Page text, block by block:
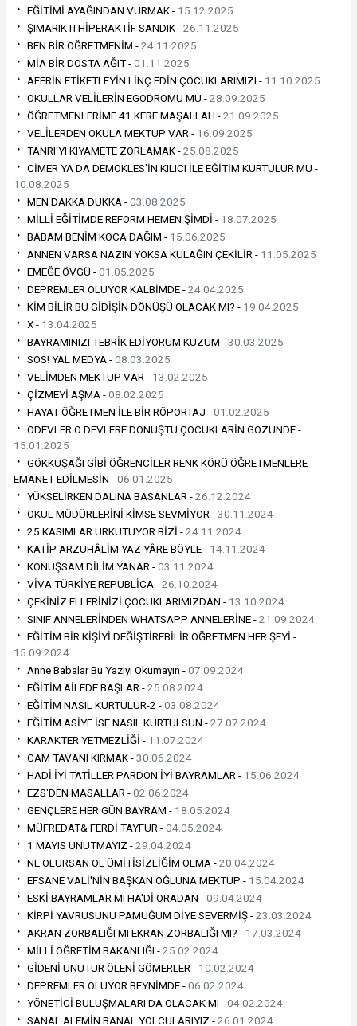
EĞİTİMİ AYAĞINDAN VURMAK - 15.12.2025
ŞIMARIKTI HİPERAKTİF SANDIK -26.11.2025
BEN BİR ÖĞRETMENİM -24.11.2025
MİA BİR DOSTA AĞIT -01.11.2025
AFERİN ETİKETLEYİN LİNÇ EDİN ÇOCUKLARIMIZI - 11.10.2025
OKULLAR VELİLERİN EGODROMU MU -28.09.2025
ÖĞRETMENLERİME 41 KERE MAŞALLAH -21.09.2025
VELİLERDEN OKULA MEKTUP VAR - 16.09.2025
TANRI'YI KIYAMETE ZORLAMAK -25.08.2025
CİMER YA DA DEMOKLES'İN KILICI İLE EĞİTİM KURTULUR MU -
10.08.2025
MEN DAKKA DUKKA -03.08.2025
MİLLİ EĞİTİMDE REFORM HEMEN ŞİMDİ - 18.07.2025
BABAM BENİM KOCA DAĞIM - 15.06.2025
ANNEN VARSA NAZIN YOKSA KULAĞIN ÇEKİLİR - 11.05.2025
EMEĞE ÖVGÜ -01.05.2025
DEPREMLER OLUYOR KALBİMDE -24.04.2025
KİM BİLİR BU GİDİŞİN DÖNÜŞÜ OLACAK MI? - 19.04.2025
X - 13.04.2025
BAYRAMINIZI TEBRİK EDİYORUM KUZUM -30.03.2025
SOS! YAL MEDYA -08.03.2025
VELİMDEN MEKTUP VAR - 13.02.2025
ÇİZMEYİ AŞMA -08.02.2025
HAYAT ÖĞRETMEN İLE BİR RÖPORTAJ -01.02.2025
ÖDEVLER O DEVLERE DÖNÜŞTÜ ÇOCUKLARİN GÖZÜNDE -
15.01.2025
GÖKKUŞAĞI GİBİ ÖĞRENCİLER RENK KÖRÜ ÖĞRETMENLERE
EMANET EDİLMESİN -06.01.2025
YÜKSELİRKEN DALINA BASANLAR -26.12.2024
OKUL MÜDÜRLERİNİ KİMSE SEVMİYOR -30.11.2024
25 KASIMLAR ÜRKÜTÜYOR BİZİ -24.11.2024
KATİP ARZUHÂLİM YAZ YÂRE BÖYLE - 14.11.2024
KONUŞSAM DİLİM YANAR -03.11.2024
VİVA TÜRKİYE REPUBLİCA -26.10.2024
ÇEKİNİZ ELLERİNİZİ ÇOCUKLARIMIZDAN - 13.10.2024
SINIF ANNELERİNDEN WHATSAPP ANNELERİNE -21.09.2024
EĞİTİM BİR KİŞİYİ DEĞİŞTİREBİLİR ÖĞRETMEN HER ŞEYİ -
15.09.2024
Anne Babalar Bu Yazıyı Okumayın -07.09.2024
EĞİTİM AİLEDE BAŞLAR -25.08.2024
EĞİTİM NASIL KURTULUR-2 -03.08.2024
EĞİTİM ASİYE İSE NASIL KURTULSUN -27.07.2024
KARAKTER YETMEZLİĞİ - 11.07.2024
CAM TAVANI KIRMAK -30.06.2024
HADİ İYİ TATİLLER PARDON İYİ BAYRAMLAR - 15.06.2024
EZS'DEN MASALLAR -02.06.2024
GENÇLERE HER GÜN BAYRAM - 18.05.2024
MÜFREDAT& FERDİ TAYFUR -04.05.2024
1 MAYIS UNUTMAYIZ -29.04.2024
NE OLURSAN OL ÜMİTİSİZLİĞİM OLMA -20.04.2024
EFSANE VALİ'NİN BAŞKAN OĞLUNA MEKTUP - 15.04.2024
ESKİ BAYRAMLAR MI HA'Dİ ORADAN -09.04.2024
KİRPİ YAVRUSUNU PAMUĞUM DİYE SEVERMİŞ -23.03.2024
AKRAN ZORBALIĞI MI EKRAN ZORBALIĞI MI? - 17.03.2024
MİLLİ ÖĞRETİM BAKANLIĞI -25.02.2024
GİDENİ UNUTUR ÖLENİ GÖMERLER - 10.02.2024
DEPREMLER OLUYOR BEYNİMDE -06.02.2024
YÖNETİCİ BULUŞMALARI DA OLACAK MI -04.02.2024
SANAL ALEMİN BANAL YOLCULARIYIZ -26.01.2024